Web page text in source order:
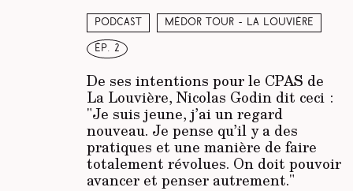
Podcast Médor Tour - La Louvière
ép. 2
De ses intentions pour le CPAS de
La Louvière, Nicolas Godin dit ceci :
"Je suis jeune, j’ai un regard
nouveau. Je pense qu’il y a des
pratiques et une manière de faire
totalement révolues. On doit pouvoir
avancer et penser autrement."